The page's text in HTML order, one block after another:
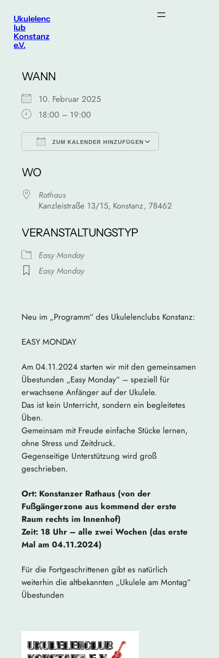
Zum
Inhalt
springen
Ukulelenc
lub
Konstanz
e.V.
WANN
10. Februar 2025
18:00 – 19:00
ZUM KALENDER HINZUFÜGEN
WO
Rathaus
Kanzleistraße 13/15, Konstanz, 78462
VERANSTALTUNGSTYP
Easy Monday
Easy Monday
Veranstaltungen anzeigen
Neu im „Programm“ des Ukulelenclubs Konstanz:
EASY MONDAY
Am 04.11.2024 starten wir mit den gemeinsamen
Übestunden „Easy Monday“ – speziell für
erwachsene Anfänger auf der Ukulele.
Das ist kein Unterricht, sondern ein begleitetes
Üben.
Gemeinsam mit Freude einfache Stücke lernen,
ohne Stress und Zeitdruck.
Gegenseitige Unterstützung wird groß
geschrieben.
Ort: Konstanzer Rathaus (von der
Fußgängerzone aus kommend der erste
Raum rechts im Innenhof)
Zeit: 18 Uhr – alle zwei Wochen (das erste
Mal am 04.11.2024)
Für die Fortgeschrittenen gibt es natürlich
weiterhin die altbekannten „Ukulele am Montag“
Übestunden